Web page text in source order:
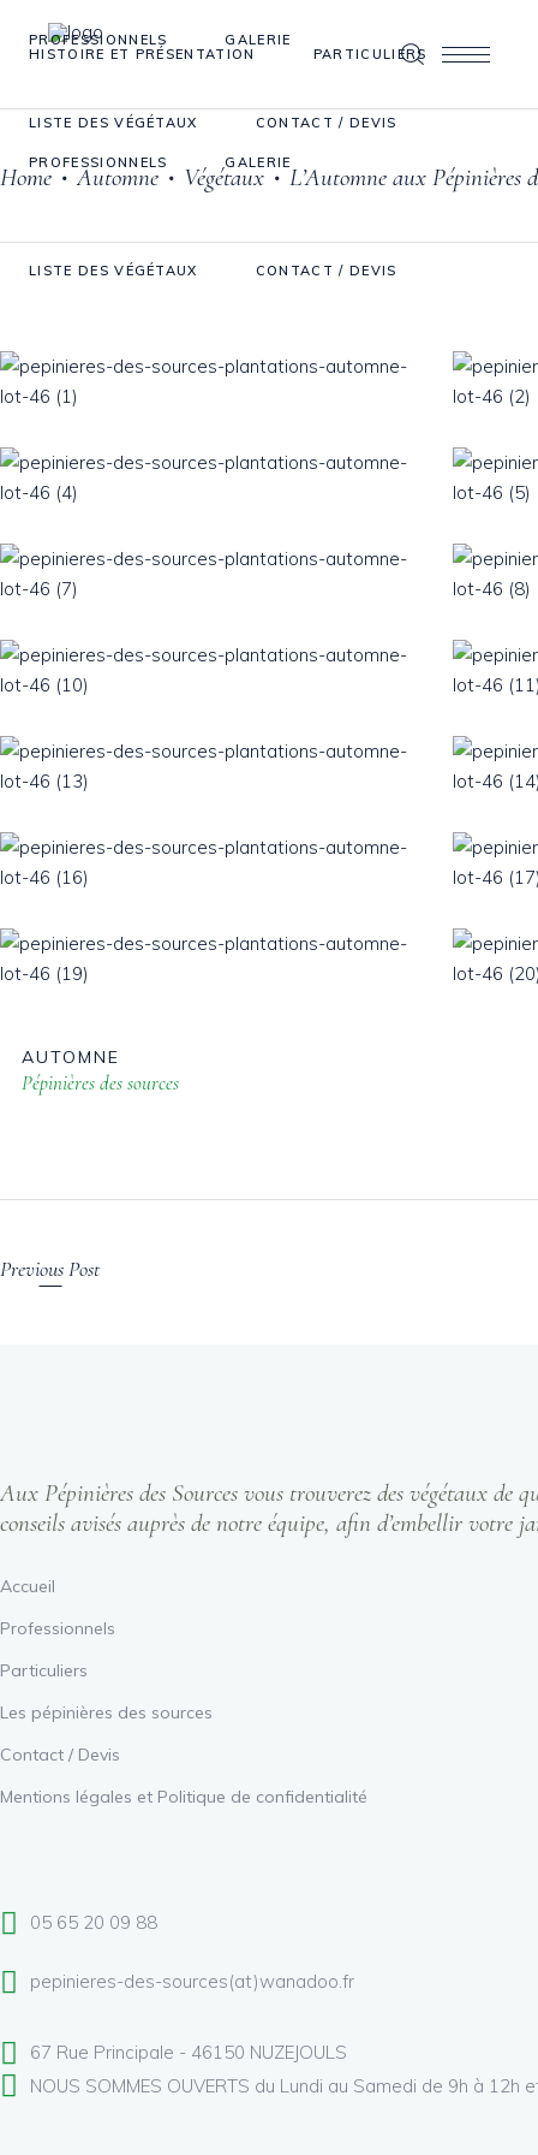
HISTOIRE ET PRÉSENTATION PARTICULIERS
PROFESSIONNELS GALERIE
LISTE DES VÉGÉTAUX CONTACT / DEVIS
PROFESSIONNELS GALERIE
LISTE DES VÉGÉTAUX CONTACT / DEVIS
Home • Automne • Végétaux • L’Automne aux Pépinières
AUTOMNE
Pépinières des sources
Previous Post
Aux Pépinières des Sources vous trouverez des végétaux
conseils avisés auprès de notre équipe, afin d’embellir votre
Accueil
Professionnels
Particuliers
Les pépinières des sources
Contact / Devis
Mentions légales et Politique de confidentialité
05 65 20 09 88
pepinieres-des-sources(at)wanadoo.fr
67 Rue Principale - 46150 NUZEJOULS
NOUS SOMMES OUVERTS du Lundi au Samedi de 9h à 12h